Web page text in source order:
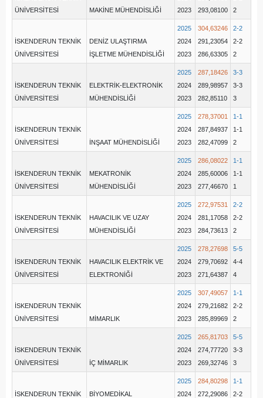
ÜNİVERSİTESİ
MAKİNE MÜHENDİSLİĞİ
2023
293,08100
2
İSKENDERUN TEKNİK
ÜNİVERSİTESİ
DENİZ ULAŞTIRMA
İŞLETME MÜHENDİSLİĞİ
2025
2024
2023
304,63246
291,23054
286,63305
2-2
2-2
2
İSKENDERUN TEKNİK
ÜNİVERSİTESİ
ELEKTRİK-ELEKTRONİK
MÜHENDİSLİĞİ
2025
2024
2023
287,18426
289,98957
282,85110
3-3
3-3
3
İSKENDERUN TEKNİK
ÜNİVERSİTESİ
İNŞAAT MÜHENDİSLİĞİ
2025
2024
2023
278,37001
287,84937
282,47099
1-1
1-1
2
İSKENDERUN TEKNİK
ÜNİVERSİTESİ
MEKATRONİK
MÜHENDİSLİĞİ
2025
2024
2023
286,08022
285,60006
277,46670
1-1
1-1
1
İSKENDERUN TEKNİK
ÜNİVERSİTESİ
HAVACILIK VE UZAY
MÜHENDİSLİĞİ
2025
2024
2023
272,97531
281,17058
284,73613
2-2
2-2
2
İSKENDERUN TEKNİK
ÜNİVERSİTESİ
HAVACILIK ELEKTRİK VE
ELEKTRONİĞİ
2025
2024
2023
278,27698
279,70692
271,64387
5-5
4-4
4
İSKENDERUN TEKNİK
ÜNİVERSİTESİ
MİMARLIK
2025
2024
2023
307,49057
279,21682
285,89969
1-1
2-2
2
İSKENDERUN TEKNİK
ÜNİVERSİTESİ
İÇ MİMARLIK
2025
2024
2023
265,81703
274,77720
269,32746
5-5
3-3
3
İSKENDERUN TEKNİK
BİYOMEDİKAL
2025
2024
284,80298
272,29086
1-1
2-2